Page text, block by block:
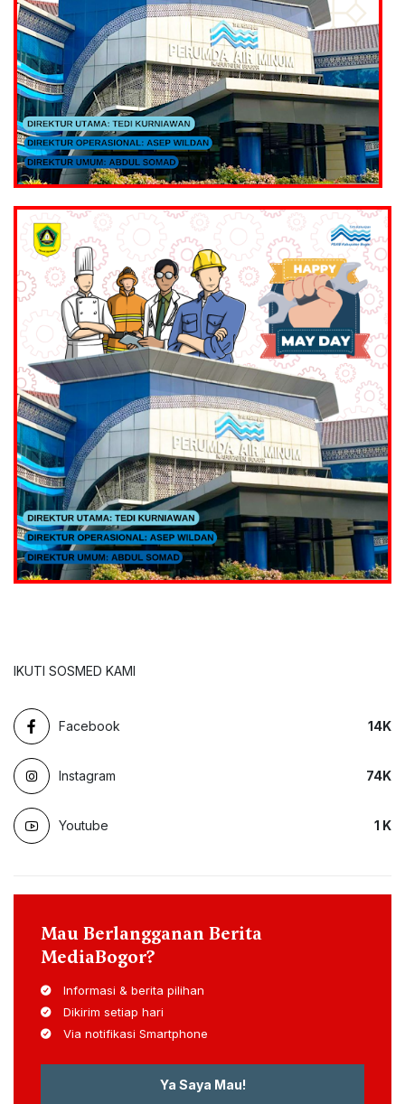
IKUTI SOSMED KAMI
Facebook 14K
Instagram 74K
Youtube 1 K
Mau Berlangganan Berita
MediaBogor?
Informasi & berita pilihan
Dikirim setiap hari
Via notifikasi Smartphone
Ya Saya Mau!